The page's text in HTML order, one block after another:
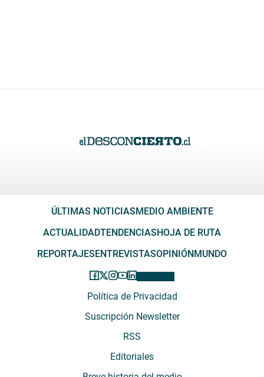
ÚLTIMAS NOTICIASMEDIO AMBIENTE
ACTUALIDADTENDENCIASHOJA DE RUTA
REPORTAJESENTREVISTASOPINIÓNMUNDO
Política de Privacidad
Suscripción Newsletter
RSS
Editoriales